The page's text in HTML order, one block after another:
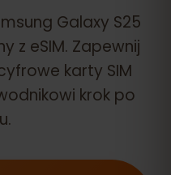
Galaxy S25
z eSIM. Zapewnij
karty SIM
krok po